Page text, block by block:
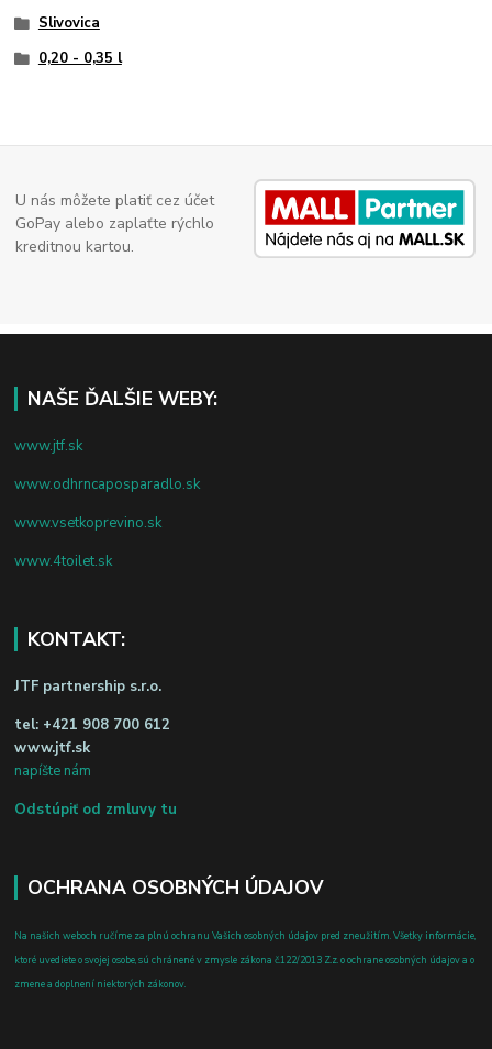
Slivovica
0,20 - 0,35 l
U nás môžete platiť cez účet
GoPay alebo zaplaťte rýchlo
kreditnou kartou.
NAŠE ĎALŠIE WEBY:
www.jtf.sk
www.odhrncaposparadlo.sk
www.vsetkoprevino.sk
www.4toilet.sk
KONTAKT:
JTF partnership s.r.o.
tel: +421 908 700 612
www.jtf.sk
napíšte nám
Odstúpiť od zmluvy tu
OCHRANA OSOBNÝCH ÚDAJOV
Na našich weboch ručíme za plnú ochranu Vašich osobných údajov pred zneužitím. Všetky informácie,
ktoré uvediete o svojej osobe, sú chránené v zmysle zákona č.122/2013 Z.z. o ochrane osobných údajov a o
zmene a doplnení niektorých zákonov.